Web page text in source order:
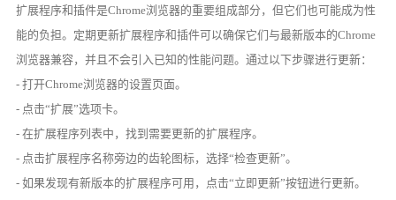
扩展程序和插件是Chrome浏览器的重要组成部分，但它们也可能成为性
能的负担。定期更新扩展程序和插件可以确保它们与最新版本的Chrome
浏览器兼容，并且不会引入已知的性能问题。通过以下步骤进行更新：
- 打开Chrome浏览器的设置页面。
- 点击“扩展”选项卡。
- 在扩展程序列表中，找到需要更新的扩展程序。
- 点击扩展程序名称旁边的齿轮图标，选择“检查更新”。
- 如果发现有新版本的扩展程序可用，点击“立即更新”按钮进行更新。